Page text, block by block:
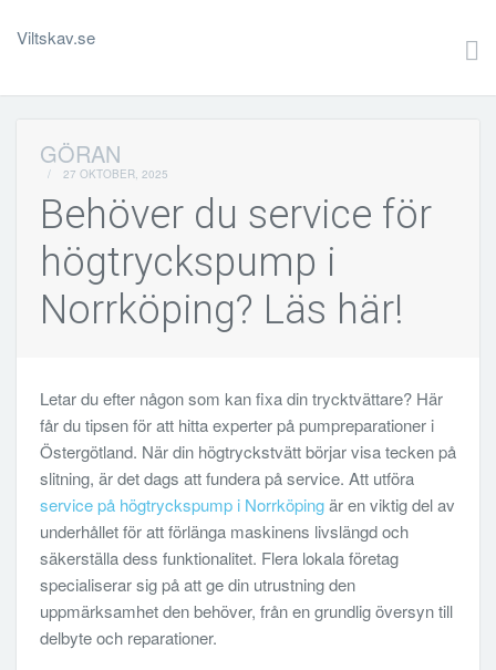
Viltskav.se
GÖRAN
/ 27 OKTOBER, 2025
Behöver du service för
högtryckspump i
Norrköping? Läs här!
Letar du efter någon som kan fixa din trycktvättare? Här
får du tipsen för att hitta experter på pumpreparationer i
Östergötland. När din högtryckstvätt börjar visa tecken på
slitning, är det dags att fundera på service. Att utföra
service på högtryckspump i Norrköpingär en viktig del av
underhållet för att förlänga maskinens livslängd och
säkerställa dess funktionalitet. Flera lokala företag
specialiserar sig på att ge din utrustning den
uppmärksamhet den behöver, från en grundlig översyn till
delbyte och reparationer.